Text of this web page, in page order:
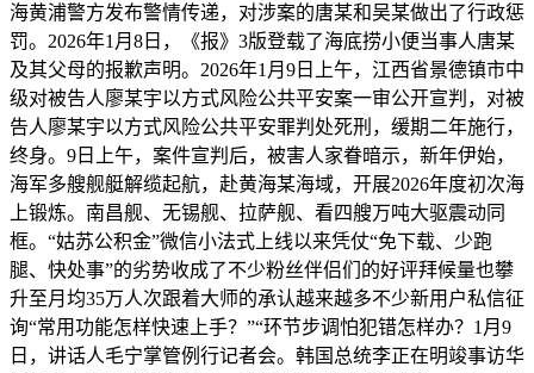
海黄浦警方发布警情传递，对涉案的唐某和吴某做出了行政惩
罚。2026年1月8日，《报》3版登载了海底捞小便当事人唐某
及其父母的报歉声明。2026年1月9日上午，江西省景德镇市中
级对被告人廖某宇以方式风险公共平安案一审公开宣判，对被
告人廖某宇以方式风险公共平安罪判处死刑，缓期二年施行，
终身。9日上午，案件宣判后，被害人家眷暗示，新年伊始，
海军多艘舰艇解缆起航，赴黄海某海域，开展2026年度初次海
上锻炼。南昌舰、无锡舰、拉萨舰、看四艘万吨大驱震动同
框。“姑苏公积金”微信小法式上线以来凭仗“免下载、少跑
腿、快处事”的劣势收成了不少粉丝伴侣们的好评拜候量也攀
升至月均35万人次跟着大师的承认越来越多不少新用户私信征
询“常用功能怎样快速上手？”“环节步调怕犯错怎样办？1月9
日，讲话人毛宁掌管例行记者会。韩国总统李正在明竣事访华